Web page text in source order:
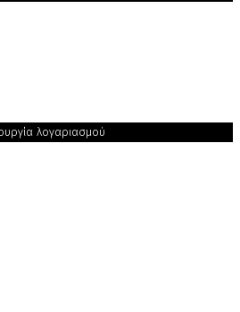
λογαριασμού